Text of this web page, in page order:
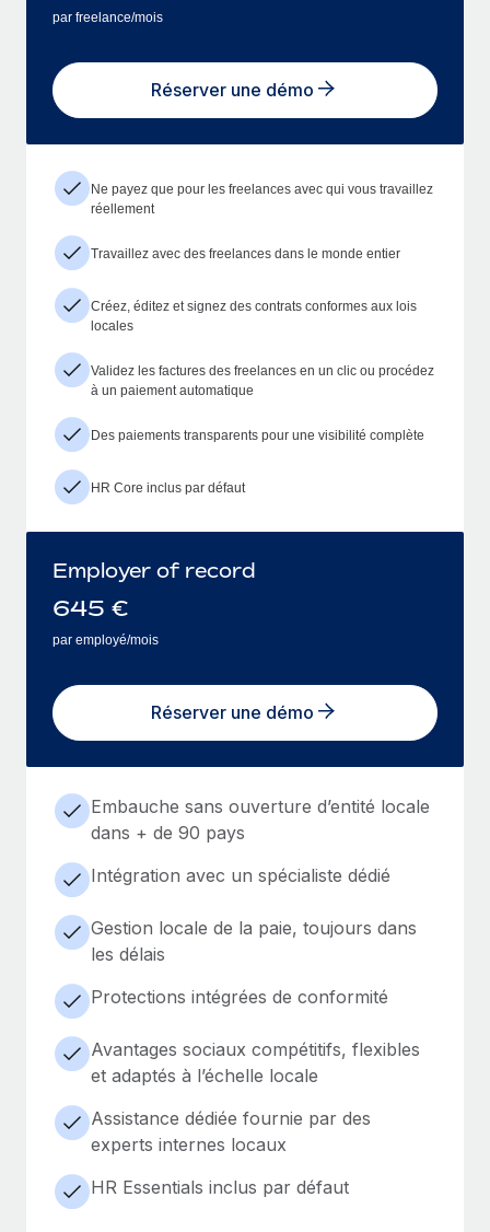
par freelance/mois
Réserver une démo
Ne payez que pour les freelances avec qui vous travaillez
réellement
Travaillez avec des freelances dans le monde entier
Créez, éditez et signez des contrats conformes aux lois
locales
Validez les factures des freelances en un clic ou procédez
à un paiement automatique
Des paiements transparents pour une visibilité complète
HR Core inclus par défaut
Employer of record
645 €
par employé/mois
Réserver une démo
Embauche sans ouverture d’entité locale
dans + de 90 pays
Intégration avec un spécialiste dédié
Gestion locale de la paie, toujours dans
les délais
Protections intégrées de conformité
Avantages sociaux compétitifs, flexibles
et adaptés à l’échelle locale
Assistance dédiée fournie par des
experts internes locaux
HR Essentials inclus par défaut